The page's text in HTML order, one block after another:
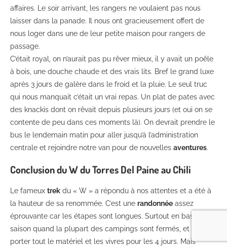
affaires. Le soir arrivant, les rangers ne voulaient pas nous
laisser dans la panade. Il nous ont gracieusement offert de
nous loger dans une de leur petite maison pour rangers de
passage.
C’était royal, on n’aurait pas pu rêver mieux, il y avait un poêle
à bois, une douche chaude et des vrais lits. Bref le grand luxe
après 3 jours de galère dans le froid et la pluie. Le seul truc
qui nous manquait c’était un vrai repas. Un plat de pates avec
des knackis dont on rêvait depuis plusieurs jours (et oui on se
contente de peu dans ces moments là). On devrait prendre le
bus le lendemain matin pour aller jusqu’à l’administration
centrale et rejoindre notre van pour de nouvelles aventures.
Conclusion du W du Torres Del Paine au Chili
Le fameux trek du « W » a répondu à nos attentes et a été à
la hauteur de sa renommée. C’est une randonnée assez
éprouvante car les étapes sont longues. Surtout en basse
saison quand la plupart des campings sont fermés, et il faut
porter tout le matériel et les vivres pour les 4 jours. Mais